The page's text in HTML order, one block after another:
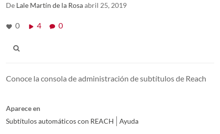
De Lale Martín de la Rosaabril 25, 2019
0 4 0
Conoce la consola de administración de subtítulos de Reach
Aparece en
Subtítulos automáticos con REACH
Ayuda